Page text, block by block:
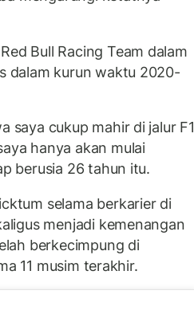
Bull Racing Team dalam
dalam kurun waktu 2020-
saya cukup mahir di jalur F1
hanya akan mulai
berusia 26 tahun itu.
selama berkarier di
menjadi kemenangan
berkecimpung di
11 musim terakhir.